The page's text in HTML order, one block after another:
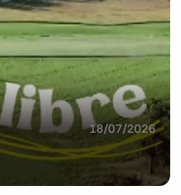
18/07/2026